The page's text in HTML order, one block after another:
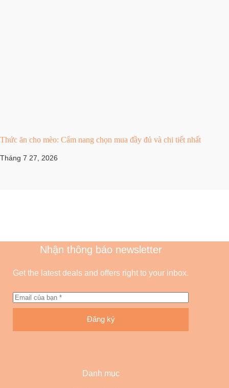
Thức ăn cho mèo: Cẩm nang chọn mua đầy đủ và chi tiết nhất
Tháng 7 27, 2026
Nhận thông báo newsletter
Get the latest deals and offers right to your inbox.
Đăng ký
Danh mục